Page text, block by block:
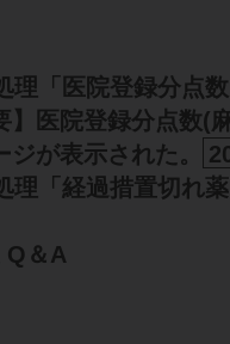
理「医院登録分点
】医院登録分点数(
が表示された。
理「経過措置切れ
Q＆A